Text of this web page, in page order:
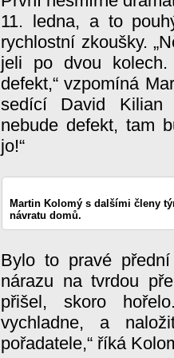
11. ledna, a to
rychlostní zkoušky.
jeli po dvou
defekt,“ vzpomíná
sedící David Kilian
nebude defekt, tam
jo!“
Martin Kolomý s dalšími členy
návratu domů.
Bylo to pravé
nárazu na tvrdou
přišel, skoro
vychladne, a
pořadatele,“ říká